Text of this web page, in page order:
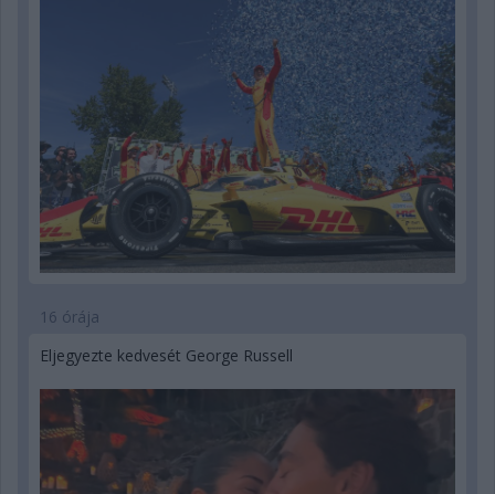
16 órája
Eljegyezte kedvesét George Russell